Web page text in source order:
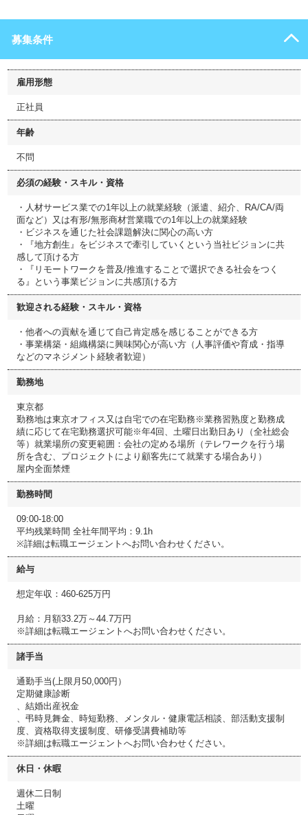
募集条件
雇用形態
正社員
年齢
不問
必須の経験・スキル・資格
・人材サービス業での1年以上の就業経験（派遣、紹介、RA/CA/両
面など）又は有形/無形商材営業職での1年以上の就業経験
・ビジネスを通じた社会課題解決に関心の高い方
・『地方創生』をビジネスで牽引していくという当社ビジョンに共
感して頂ける方
・『リモートワークを普及/推進することで選択できる社会をつく
る』という事業ビジョンに共感頂ける方
歓迎される経験・スキル・資格
・他者への貢献を通じて自己肯定感を感じることができる方
・事業構築・組織構築に興味関心が高い方（人事評価や育成・指導
などのマネジメント経験者歓迎）
勤務地
東京都
勤務地は東京オフィス又は自宅での在宅勤務※業務習熟度と勤務成
績に応じて在宅勤務選択可能※年4回、土曜日出勤日あり（全社総会
等）就業場所の変更範囲：会社の定める場所（テレワークを行う場
所を含む、プロジェクトにより顧客先にて就業する場合あり）
屋内全面禁煙
勤務時間
09:00-18:00
平均残業時間 全社年間平均：9.1h
※詳細は転職エージェントへお問い合わせください。
給与
想定年収：460-625万円
月給：月額33.2万～44.7万円
※詳細は転職エージェントへお問い合わせください。
諸手当
通勤手当(上限月50,000円）
定期健康診断
、結婚出産祝金
、弔時見舞金、時短勤務、メンタル・健康電話相談、部活動支援制
度、資格取得支援制度、研修受講費補助等
※詳細は転職エージェントへお問い合わせください。
休日・休暇
週休二日制
土曜